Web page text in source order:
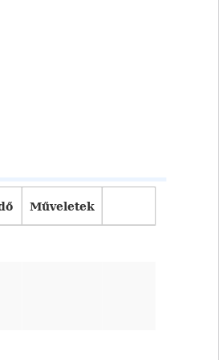
Műveletek